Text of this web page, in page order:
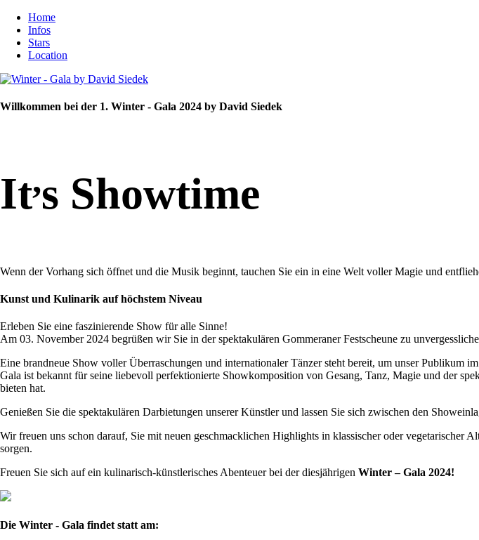
Home
Infos
Stars
Location
Willkommen bei der 1. Winter - Gala 2024 by David Siedek
It,s Showtime
Wenn der Vorhang sich öffnet und die Musik beginnt, tauchen Sie ein in eine Welt voller Magie und
Kunst und Kulinarik auf höchstem Niveau
Erleben Sie eine faszinierende Show für alle Sinne!
Am 03. November 2024 begrüßen wir Sie in der spektakulären Gommeraner Festscheune zu
Eine brandneue Show voller Überraschungen und internationaler Tänzer steht bereit, um unser Publikum
Gala ist bekannt für seine liebevoll perfektionierte Showkomposition von Gesang, Tanz, Magie und der
bieten hat.
Genießen Sie die spektakulären Darbietungen unserer Künstler und lassen Sie sich zwischen den
Wir freuen uns schon darauf, Sie mit neuen geschmacklichen Highlights in klassischer oder vegetarischer
sorgen.
Freuen Sie sich auf ein kulinarisch-künstlerisches Abenteuer bei der diesjährigen Winter – Gala 2024!
Die Winter - Gala findet statt am: